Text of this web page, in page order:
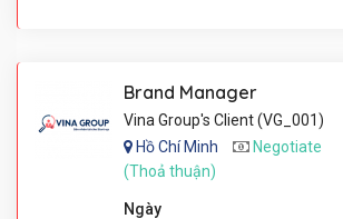
Brand Manager
Vina Group's Client (VG_001)
Hồ Chí Minh
Negotiate
(Thoả thuận)
Ngày